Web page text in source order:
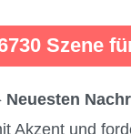
Szene
Neuesten
Akzent und